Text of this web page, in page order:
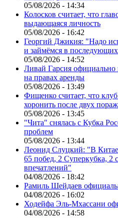
05/08/2026 - 14:34
Колосков считает, что
выдающаяся личность
05/08/2026 - 16:42
Георгий Джикия: "Надо
и займёмся в
05/08/2026 - 14:52
Ливай Гарсия
на правах аренды
05/08/2026 - 13:49
Фищенко считает, что
хоронить после двух
05/08/2026 - 13:45
"Чита" снялась с Кубка
проблем
05/08/2026 - 13:44
Леонид Слуцкий: "В
65 побед, 2 Суперкубка, 2
впечатлений"
04/08/2026 - 18:42
Рамиль Шейдаев
04/08/2026 - 16:02
Ходейфа Эль-Мхассани
04/08/2026 - 14:58